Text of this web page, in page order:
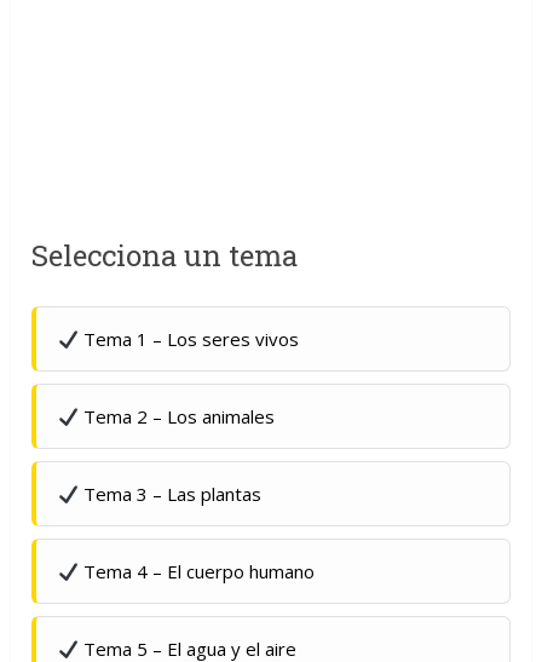
Selecciona un tema
Tema 1 – Los seres vivos
Tema 2 – Los animales
Tema 3 – Las plantas
Tema 4 – El cuerpo humano
Tema 5 – El agua y el aire